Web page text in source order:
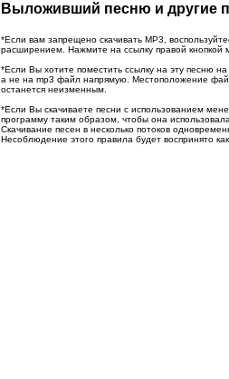
Выложивший песню и другие
*Если вам запрещено скачивать MP3,
расширением. Нажмите на ссылку правой кнопкой
*Если Вы хотите поместить ссылку на эту песню
а не на mp3 файл напрямую. Местоположение
останется неизменным.
*Если Вы скачиваете песни с использованием
программу таким образом, чтобы она
Скачивание песен в несколько потоков
Несоблюдение этого правила будет воспринято